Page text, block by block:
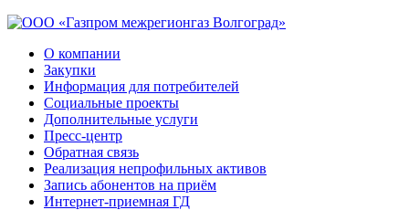
О компании
Закупки
Информация для потребителей
Социальные проекты
Дополнительные услуги
Пресс-центр
Обратная связь
Реализация непрофильных активов
Запись абонентов на приём
Интернет-приемная ГД